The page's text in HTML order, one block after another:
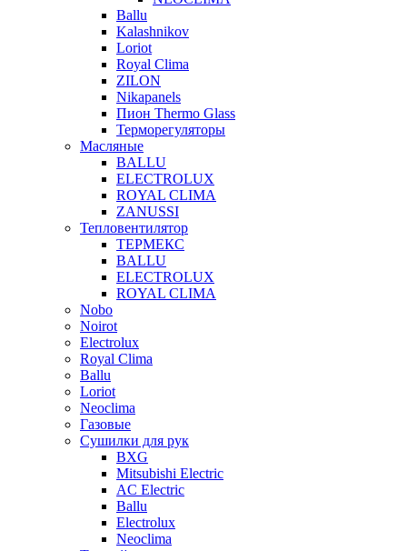
Ballu
Kalashnikov
Loriot
Royal Clima
ZILON
Nikapanels
Пион Thermo Glass
Терморегуляторы
Масляные
BALLU
ELECTROLUX
ROYAL CLIMA
ZANUSSI
Тепловентилятор
ТЕРМЕКС
BALLU
ELECTROLUX
ROYAL CLIMA
Nobo
Noirot
Electrolux
Royal Clima
Ballu
Loriot
Neoclima
Газовые
Сушилки для рук
BXG
Mitsubishi Electric
AC Electric
Ballu
Electrolux
Neoclima